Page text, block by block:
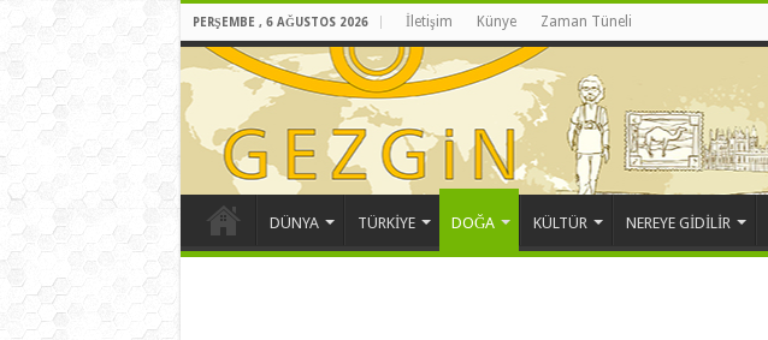
PERŞEMBE , 6 AĞUSTOS 2026 İletişim Künye Zaman Tüneli
DÜNYA TÜRKİYE DOĞA KÜLTÜR NEREYE GİDİLİR